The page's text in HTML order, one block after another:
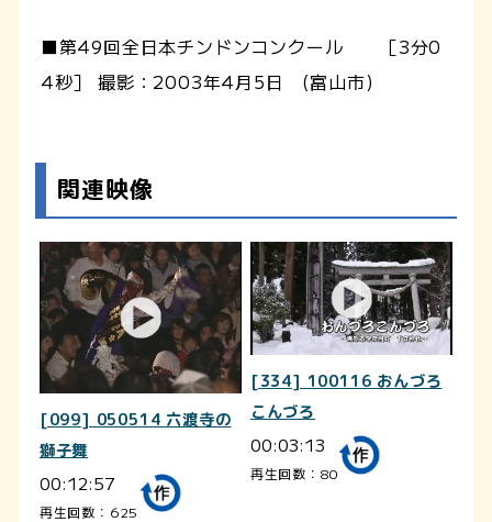
■第49回全日本チンドンコンクール ［3分0
4秒］ 撮影：2003年4月5日 (富山市)
関連映像
[099] 050514 六渡寺の
獅子舞
00:12:57
再生回数：625
[334] 100116 おんづろ
こんづろ
00:03:13
再生回数：80